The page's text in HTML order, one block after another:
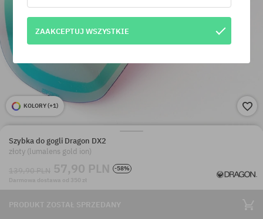
KOLORY (+1)
Szybka do gogli Dragon DX2
złoty (lumalens gold ion)
139,90 PLN 57,90 PLN
-58%
Darmowa dostawa od 350 zł
PRODUKT ZOSTAŁ SPRZEDANY
ZAAKCEPTUJ WSZYSTKIE